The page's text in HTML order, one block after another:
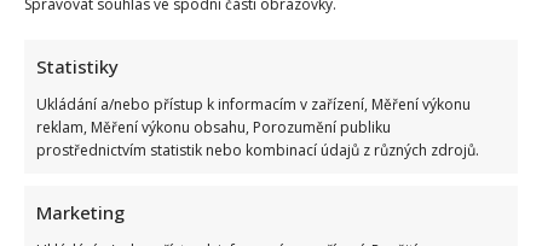
Statistiky
Ukládání a/nebo přístup k informacím v zařízení, Měření výkonu
reklam, Měření výkonu obsahu, Porozumění publiku
prostřednictvím statistik nebo kombinací údajů z různých zdrojů.
Marketing